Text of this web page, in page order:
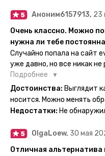
Аноним6157913, 23
Очень классно. Можно
нужна ли тебе
Случайно попала на сайт
уже давно, но все никак
великолепный каталог
Заказала и не пожалела.
Посмотрю как булет ы
Подробнее
Достоинства: Выглядит
носится. Можно менять
Недостатки: Не
OlgaLoew, 30 мая
Отличная